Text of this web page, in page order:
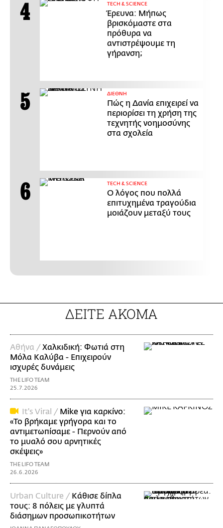
ΤECH & SCIENCE
Έρευνα: Μήπως
βρισκόμαστε στα
πρόθυρα να
αντιστρέψουμε τη
γήρανση;
ΔΙΕΘΝΗ
Πώς η Δανία επιχειρεί να
περιορίσει τη χρήση της
τεχνητής νοημοσύνης
στα σχολεία
ΤECH & SCIENCE
Ο λόγος που πολλά
επιτυχημένα τραγούδια
μοιάζουν μεταξύ τους
ΔΕΙΤΕ ΑΚΟΜΑ
Αθήνα /Χαλκιδική: Φωτιά στη
Μόλα Καλύβα - Επιχειρούν
ισχυρές δυνάμεις
THE LIFO TEAM
25.7.2026
It's Viral / Mike για καρκίνο:
«Το βρήκαμε γρήγορα και το
αντιμετωπίσαμε - Περνούν από
το μυαλό σου αρνητικές
σκέψεις»
THE LIFO TEAM
26.6.2026
Urban Culture / Κάθισε δίπλα
τους: 8 πόλεις με γλυπτά
διάσημων προσωπικοτήτων